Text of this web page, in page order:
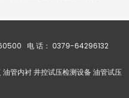
电 话： 0379-64296132
管内衬 井控试压检测设备 油管试压